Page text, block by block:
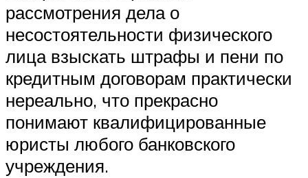
рассмотрения дела о
несостоятельности физического
лица взыскать штрафы и пени по
кредитным договорам практически
нереально, что прекрасно
понимают квалифицированные
юристы любого банковского
учреждения.